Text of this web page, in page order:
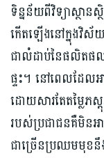
ទិន្នន័យពីវិទ្យាស្ថាន
កើតឡើងនៅក្នុងវិស័
ជាលំដាប់នៃផលិតផល
ផ្ទះ។ នៅពេលដែល
ដោយសារតែតម្លៃភ
របស់ប្រជាជនគឺមិនអា
ជាច្រើនប្រឈមមុខនឹង